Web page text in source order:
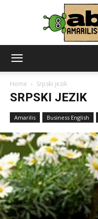
Home Srpski jezik
SRPSKI JEZIK
Amarilis Business English